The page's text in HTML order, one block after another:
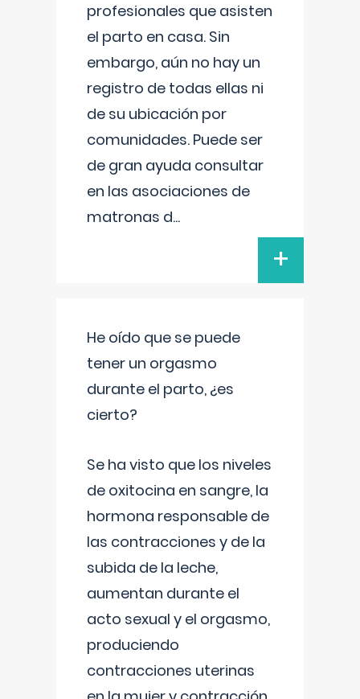
profesionales que asisten
el parto en casa. Sin
embargo, aún no hay un
registro de todas ellas ni
de su ubicación por
comunidades. Puede ser
de gran ayuda consultar
en las asociaciones de
matronas d...
+
He oído que se puede
tener un orgasmo
durante el parto, ¿es
cierto?
Se ha visto que los niveles
de oxitocina en sangre, la
hormona responsable de
las contracciones y de la
subida de la leche,
aumentan durante el
acto sexual y el orgasmo,
produciendo
contracciones uterinas